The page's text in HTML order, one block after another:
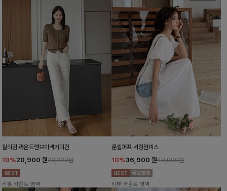
윌리덤 라운드앤브이넥가디건
10%20,900 원23,200원
리뷰 카운트 영역
룬셀퍼프 셔링원피스
10%36,900 원40,900원
리뷰 카운트 영역